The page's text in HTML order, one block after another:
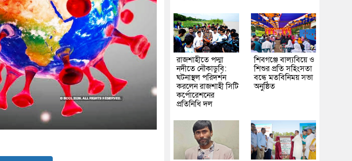
রাজশাহীতে পদ্মা
নদীতে নৌকাডুবি:
ঘটনাস্থল পরিদর্শন
করলেন রাজশাহী সিটি
কর্পোরেশনের
প্রতিনিধি দল
শিবগঞ্জে বাল্যবিয়ে ও
শিশুর প্রতি সহিংসতা
বন্ধে মতবিনিময় সভা
অনুষ্ঠিত